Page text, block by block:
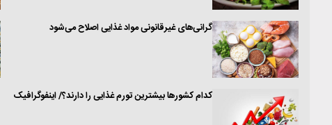
گرانی‌های غیرقانونی مواد غذایی اصلاح می‌شود
کدام کشورها بیشترین تورم غذایی را دارند؟/ اینفوگرافیک